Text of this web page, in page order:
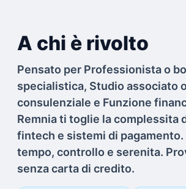
A chi è rivolto
Pensato per Professionista o
specialistica, Studio associato
consulenziale e Funzione
Remnia ti toglie la complessita
fintech e sistemi di pagamento.
tempo, controllo e serenita.
senza carta di credito.